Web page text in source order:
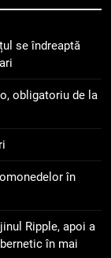
aceștia
asupra
domeniul
se îndreaptă
obligatoriu de la
în
Ripple, apoi a
în mai